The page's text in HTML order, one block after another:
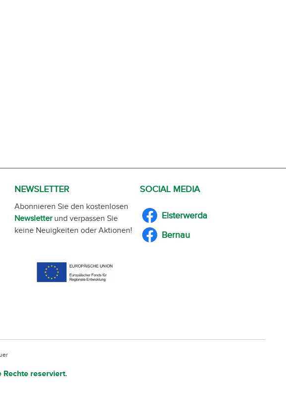
NEWSLETTER
Abonnieren Sie den kostenlosen
Newsletterund verpassen Sie
keine Neuigkeiten oder Aktionen!
SOCIAL MEDIA
Elsterwerda
Bernau
Rechte reserviert.